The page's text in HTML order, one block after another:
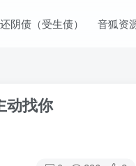
还阴债（受生债） 音狐资
动找你